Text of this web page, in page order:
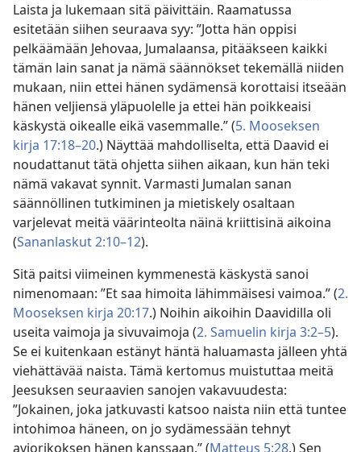
Laista ja lukemaan sitä päivittäin. Raamatussa
esitetään siihen seuraava syy: ”Jotta hän oppisi
pelkäämään Jehovaa, Jumalaansa, pitääkseen kaikki
tämän lain sanat ja nämä säännökset tekemällä niiden
mukaan, niin ettei hänen sydämensä korottaisi itseään
hänen veljiensä yläpuolelle ja ettei hän poikkeaisi
käskystä oikealle eikä vasemmalle.” (5. Mooseksen
kirja 17:18–20.) Näyttää mahdolliselta, että Daavid ei
noudattanut tätä ohjetta siihen aikaan, kun hän teki
nämä vakavat synnit. Varmasti Jumalan sanan
säännöllinen tutkiminen ja mietiskely osaltaan
varjelevat meitä väärinteolta näinä kriittisinä aikoina
(Sananlaskut 2:10–12).
Sitä paitsi viimeinen kymmenestä käskystä sanoi
nimenomaan: ”Et saa himoita lähimmäisesi vaimoa.” (2.
Mooseksen kirja 20:17.) Noihin aikoihin Daavidilla oli
useita vaimoja ja sivuvaimoja (2. Samuelin kirja 3:2–5).
Se ei kuitenkaan estänyt häntä haluamasta jälleen yhtä
viehättävää naista. Tämä kertomus muistuttaa meitä
Jeesuksen seuraavien sanojen vakavuudesta:
”Jokainen, joka jatkuvasti katsoo naista niin että tuntee
intohimoa häneen, on jo sydämessään tehnyt
aviorikoksen hänen kanssaan.” (Matteus 5:28.) Sen